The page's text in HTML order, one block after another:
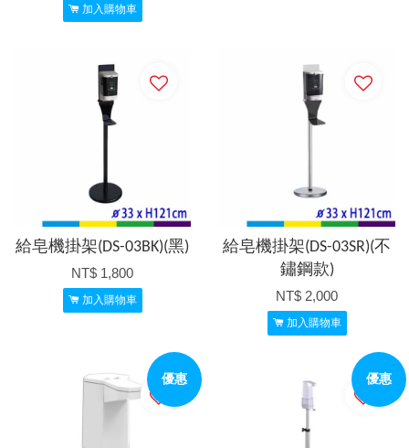
加入購物車
給皂機掛架(DS-03BK)(黑)
NT$ 1,800
加入購物車
給皂機掛架(DS-03SR)(不
鏽鋼款)
NT$ 2,000
加入購物車
優惠 優惠